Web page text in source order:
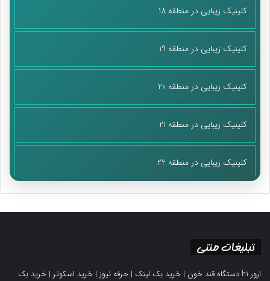
کلینیک زیبایی در منطقه 18
کلینیک زیبایی در منطقه 19
کلینیک زیبایی در منطقه 20
کلینیک زیبایی در منطقه 21
کلینیک زیبایی در منطقه 22
تبلیغات متنی
ارور h1 دستگاه قند خون | خرید بک لینک | حرفه نیوز | خرید اسکوتر | خرید بک